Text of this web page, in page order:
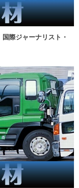
際ジャーナリスト・